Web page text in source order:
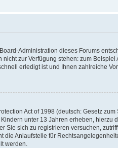
Administration dieses Forums
zur Verfügung stehen: zum
erledigt ist und Ihnen zahlreiche
Act of 1998 (deutsch: Gesetz
unter 13 Jahren erheben,
Sie sich zu registrieren versuchen,
Anlaufstelle für
werden.